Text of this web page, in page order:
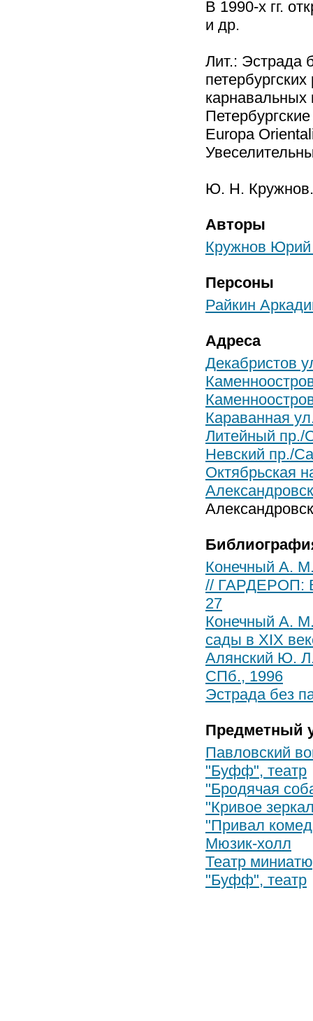
В 1990-х гг.
и др.
Лит.: Эстрада
Europa
Ю. Н. Кружнов.
Авторы
Кружнов Юрий
Персоны
Райкин
Адреса
Декабристов
Караванная
Литейный пр./
Невский пр./
Октябрьская
Конечный А. М.
// ГАРДЕРОП:
27
Конечный А.
сады в XIX
Алянский Ю. Л.
СПб., 1996
Эстрада без
Предметный
Павловский
"Буфф", театр
"Бродячая
"Кривое
"Привал
Мюзик-холл
Театр
"Буфф", театр